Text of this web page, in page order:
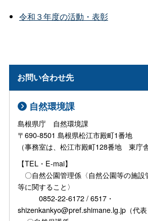
令和３年度の活動・表彰
お問い合わせ先
自然環境課
島根県庁 自然環境課
〒690-8501 島根県松江市殿町1番地
（事務室は、松江市殿町128番地 東庁
【TEL・E-mai】
〇自然公園管理係〈自然公園等の施設
等に関すること〉
0852-22-6172 / 6517・
shizenkankyo@pref.shimane.lg.jp（代表